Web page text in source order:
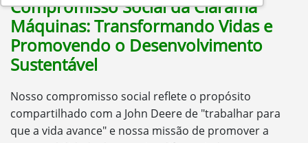
Compromisso Social da Ciarama
Máquinas: Transformando Vidas e
Promovendo o Desenvolvimento
Sustentável
Nosso compromisso social reflete o propósito
compartilhado com a John Deere de "trabalhar para
que a vida avance" e nossa missão de promover a